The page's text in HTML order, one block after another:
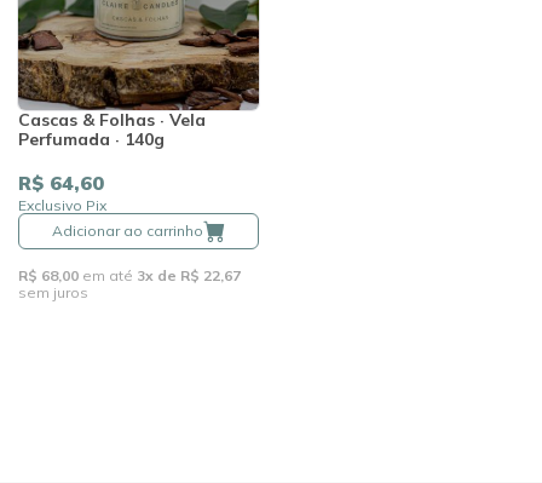
Cascas & Folhas · Vela
Perfumada · 140g
R$ 64,60
Exclusivo Pix
Adicionar ao carrinho
R$ 68,00 em até 3x de R$ 22,67
sem juros